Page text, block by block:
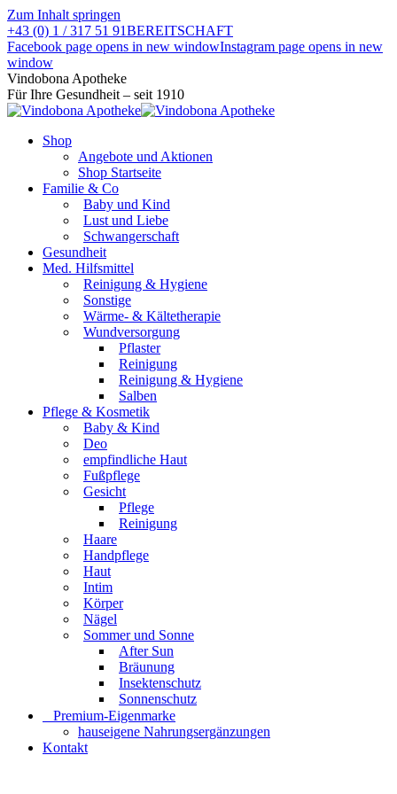
Zum Inhalt springen
+43 (0) 1 / 317 51 91BEREITSCHAFT
Facebook page opens in new windowInstagram page opens in new
window
Vindobona Apotheke
Für Ihre Gesundheit – seit 1910
Shop
Angebote und Aktionen
Shop Startseite
Familie & Co
Baby und Kind
Lust und Liebe
Schwangerschaft
Gesundheit
Med. Hilfsmittel
Reinigung & Hygiene
Sonstige
Wärme- & Kältetherapie
Wundversorgung
Pflaster
Reinigung
Reinigung & Hygiene
Salben
Pflege & Kosmetik
Baby & Kind
Deo
empfindliche Haut
Fußpflege
Gesicht
Pflege
Reinigung
Haare
Handpflege
Haut
Intim
Körper
Nägel
Sommer und Sonne
After Sun
Bräunung
Insektenschutz
Sonnenschutz
⠀​Premium-Eigenmarke
hauseigene Nahrungsergänzungen
Kontakt